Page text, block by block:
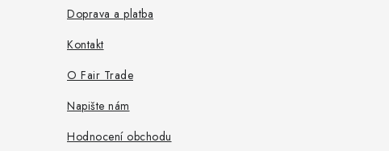
Doprava a platba
Kontakt
O Fair Trade
Napište nám
Hodnocení obchodu